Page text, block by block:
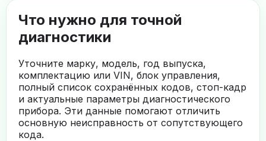
Что нужно для точной
диагностики
Уточните марку, модель, год выпуска,
комплектацию или VIN, блок управления,
полный список сохранённых кодов, стоп-кадр
и актуальные параметры диагностического
прибора. Эти данные помогают отличить
основную неисправность от сопутствующего
кода.